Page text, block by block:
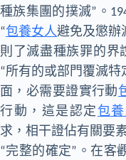
種族集團的撲滅”。
“包養女人避免及懲辦
則了滅盡種族罪的界
“所有的或部門覆滅
面，必需要證實行動
行動，這是認定包
求，相干證佔有關要
“完整的確定”。在客